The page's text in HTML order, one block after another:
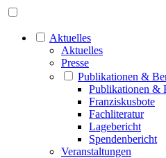
Aktuelles
Aktuelles
Presse
Publikationen &
Publikationen &
Franziskusbote
Fachliteratur
Lagebericht
Spendenbericht
Veranstaltungen